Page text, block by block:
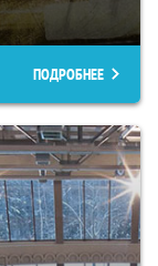
ПОДРОБНЕЕ